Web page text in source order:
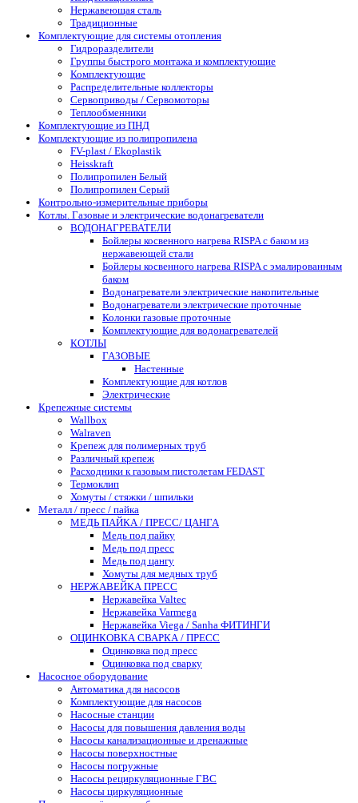
Нержавеющая сталь
Традиционные
Комплектующие для системы отопления
Гидроразделители
Группы быстрого монтажа и комплектующие
Комплектующие
Распределительные коллекторы
Сервоприводы / Сервомоторы
Теплообменники
Комплектующие из ПНД
Комплектующие из полипропилена
FV-plast / Ekoplastik
Heisskraft
Полипропилен Белый
Полипропилен Серый
Контрольно-измерительные приборы
Котлы. Газовые и электрические водонагреватели
ВОДОНАГРЕВАТЕЛИ
Бойлеры косвенного нагрева RISPA с баком из
нержавеющей стали
Бойлеры косвенного нагрева RISPA с эмалированным
баком
Водонагреватели электрические накопительные
Водонагреватели электрические проточные
Колонки газовые проточные
Комплектующие для водонагревателей
КОТЛЫ
ГАЗОВЫЕ
Настенные
Комплектующие для котлов
Электрические
Крепежные системы
Wallbox
Walraven
Крепеж для полимерных труб
Различный крепеж
Расходники к газовым пистолетам FEDAST
Термоклип
Хомуты / стяжки / шпильки
Металл / пресс / пайка
МЕДЬ ПАЙКА / ПРЕСС/ ЦАНГА
Медь под пайку
Медь под пресс
Медь под цангу
Хомуты для медных труб
НЕРЖАВЕЙКА ПРЕСС
Нержавейка Valtec
Нержавейка Varmega
Нержавейка Viega / Sanha ФИТИНГИ
ОЦИНКОВКА СВАРКА / ПРЕСС
Оцинковка под пресс
Оцинковка под сварку
Насосное оборудование
Автоматика для насосов
Комплектующие для насосов
Насосные станции
Насосы для повышения давления воды
Насосы канализационные и дренажные
Насосы поверхностные
Насосы погружные
Насосы рециркуляционные ГВС
Насосы циркуляционные